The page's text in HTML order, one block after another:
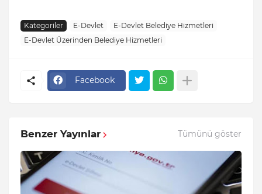
Kategoriler E-Devlet
E-Devlet Belediye Hizmetleri
E-Devlet Üzerinden Belediye Hizmetleri
Facebook
Benzer Yayınlar Tümünü göster